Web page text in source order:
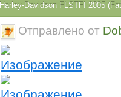
Harley-Davidson FLSTFI 2005
Отправлено от